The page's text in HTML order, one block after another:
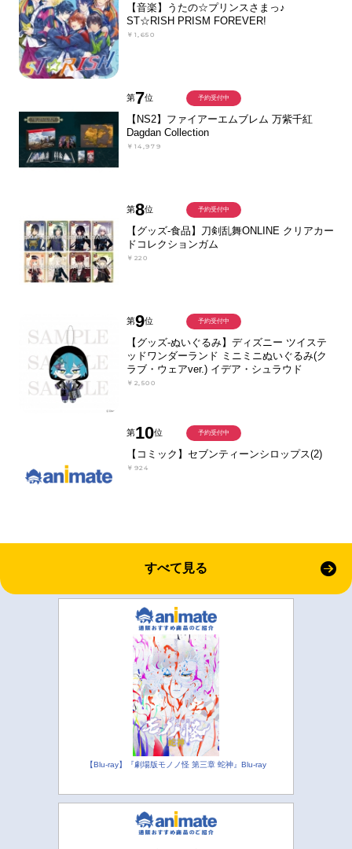
【音楽】うたの☆プリンスさまっ♪
ST☆RISH PRISM FOREVER!
￥1,650
第7位
【NS2】ファイアーエムブレム 万紫千紅
Dagdan Collection
￥14,979
予約受付中
第8位
【グッズ-食品】刀剣乱舞ONLINE クリアカー
ドコレクションガム
￥220
予約受付中
第9位
【グッズ-ぬいぐるみ】ディズニー ツイステ
ッドワンダーランド ミニミニぬいぐるみ(ク
ラブ・ウェアver.) イデア・シュラウド
￥2,500
予約受付中
第10位
【コミック】セブンティーンシロップス(2)
￥924
予約受付中
すべて見る
【Blu-ray】『劇場版モノノ怪 第三章 蛇神』Blu-ray